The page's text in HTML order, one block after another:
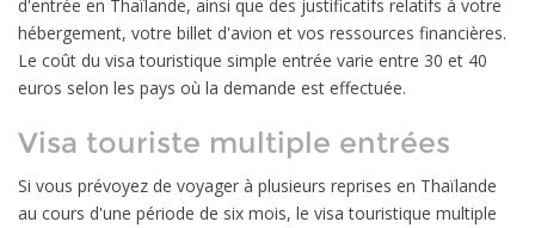
d'entrée en Thaïlande, ainsi que des justificatifs relatifs à votre
hébergement, votre billet d'avion et vos ressources financières.
Le coût du visa touristique simple entrée varie entre 30 et 40
euros selon les pays où la demande est effectuée.
Visa touriste multiple entrées
Si vous prévoyez de voyager à plusieurs reprises en Thaïlande
au cours d'une période de six mois, le visa touristique multiple